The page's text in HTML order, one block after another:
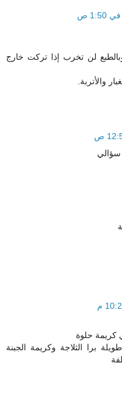
لن تخرب إذا تركت خارج
والأتربة.
سؤالي
حلوة
برا الثلاجة وكريمة الجبنة